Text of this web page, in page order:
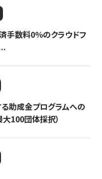
手数料0％のクラウドフ
助成金プログラムへの
100団体採択）